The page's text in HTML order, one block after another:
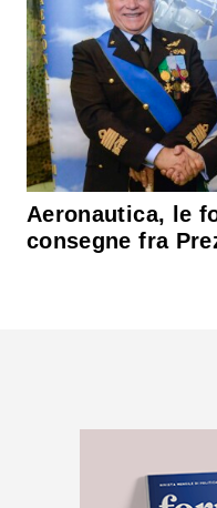
Aeronautica, le
consegne fra